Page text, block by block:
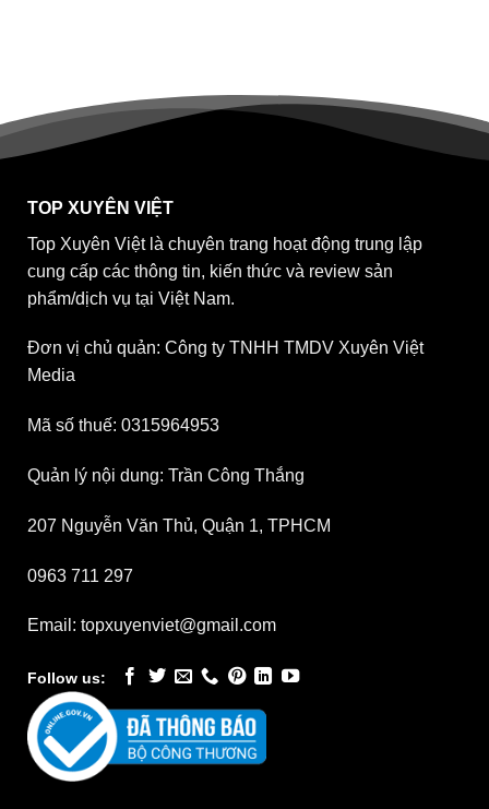
TOP XUYÊN VIỆT
Top Xuyên Việt là chuyên trang hoạt động trung lập
cung cấp các thông tin, kiến thức và review sản
phẩm/dịch vụ tại Việt Nam.
Đơn vị chủ quản: Công ty TNHH TMDV Xuyên Việt
Media
Mã số thuế: 0315964953
Quản lý nội dung: Trần Công Thắng
207 Nguyễn Văn Thủ, Quận 1, TPHCM
0963 711 297
Email: topxuyenviet@gmail.com
Follow us: